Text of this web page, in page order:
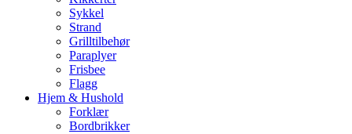
Sykkel
Strand
Grilltilbehør
Paraplyer
Frisbee
Flagg
Hjem & Hushold
Forklær
Bordbrikker